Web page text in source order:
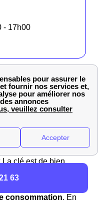
- 17h00
plage horaire
par Enedis en
et de la capacité
Orge : tout savoir !
pour soncontrat de
clé est de bien
englobe les
consommation. En
63